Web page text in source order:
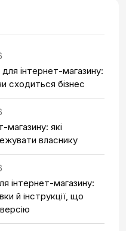
інтернет-магазину:
сходиться бізнес
магазину: які
власнику
інтернет-магазину:
й інструкції, що